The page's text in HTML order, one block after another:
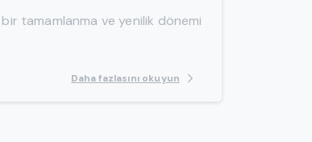
tamamlanma ve yenilik dönemi
Daha fazlasını okuyun